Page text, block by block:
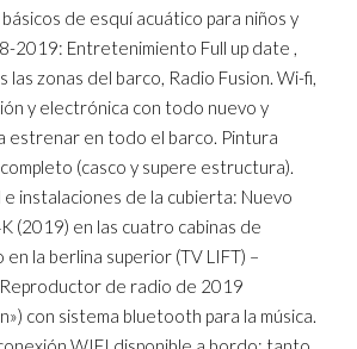
de esquí acuático para niños y
2019: Entretenimiento Full up date ,
las zonas del barco, Radio Fusion. Wi-fi,
y electrónica con todo nuevo y
estrenar en todo el barco. Pintura
(casco y supere estructura).
e instalaciones de la cubierta: Nuevo
(2019) en las cuatro cabinas de
en la berlina superior (TV LIFT) –
Reproductor de radio de 2019
con sistema bluetooth para la música.